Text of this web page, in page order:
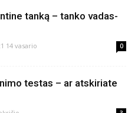
tanką – tanko vadas-
14 vasario 0
testas – ar atskiriate